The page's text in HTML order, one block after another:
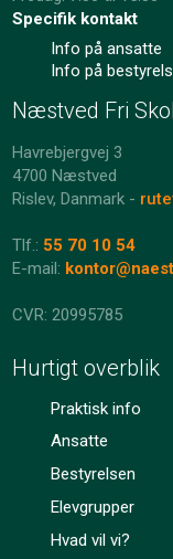
Specifik kontakt
Info på ansatte
Info på
Næstved Fri
Havrebjergvej 3
4700 Næstved
Rislev, Danmark -
Tlf.: 55 70 10 54
E-mail:
​​CVR: 20995785
Hurtigt overblik
Praktisk info
Ansatte​
Bestyrelsen​
Elevgrupper​
Hvad vil vi?​